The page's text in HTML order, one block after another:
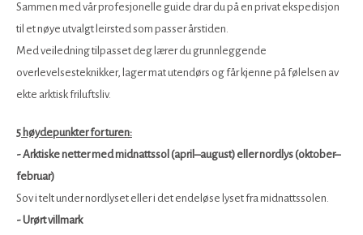
Sammen med vår profesjonelle guide drar du på en privat ekspedisjon
til et nøye utvalgt leirsted som passer årstiden.
Med veiledning tilpasset deg lærer du grunnleggende
overlevelsesteknikker, lager mat utendørs og får kjenne på følelsen av
ekte arktisk friluftsliv.
5 høydepunkter for turen:
- Arktiske netter med midnattssol (april–august) eller nordlys (oktober–
februar)
Sov i telt under nordlyset eller i det endeløse lyset fra midnattssolen.
- Urørt villmark